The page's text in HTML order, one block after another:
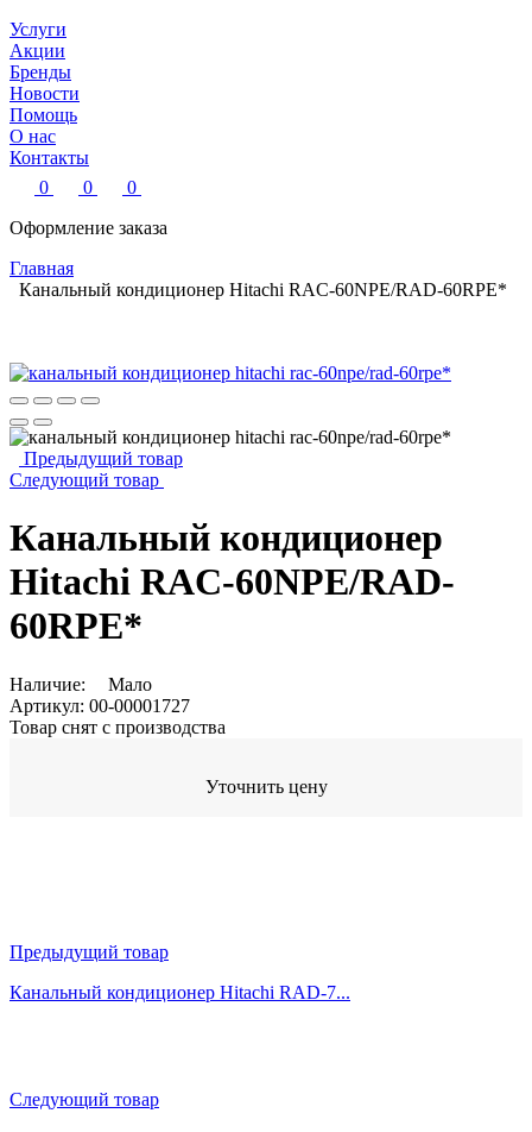
Услуги
Акции
Бренды
Новости
Помощь
О нас
Контакты
0
0
0
Оформление заказа
Главная
Канальный кондиционер Hitachi RAC-60NPE/RAD-60RPE*
Предыдущий товар
Следующий товар
Канальный кондиционер
Hitachi RAC-60NPE/RAD-
60RPE*
Наличие:
Мало
Артикул: 00-00001727
Товар снят с производства
Уточнить цену
Предыдущий товар
Канальный кондиционер Hitachi RAD-7...
Следующий товар